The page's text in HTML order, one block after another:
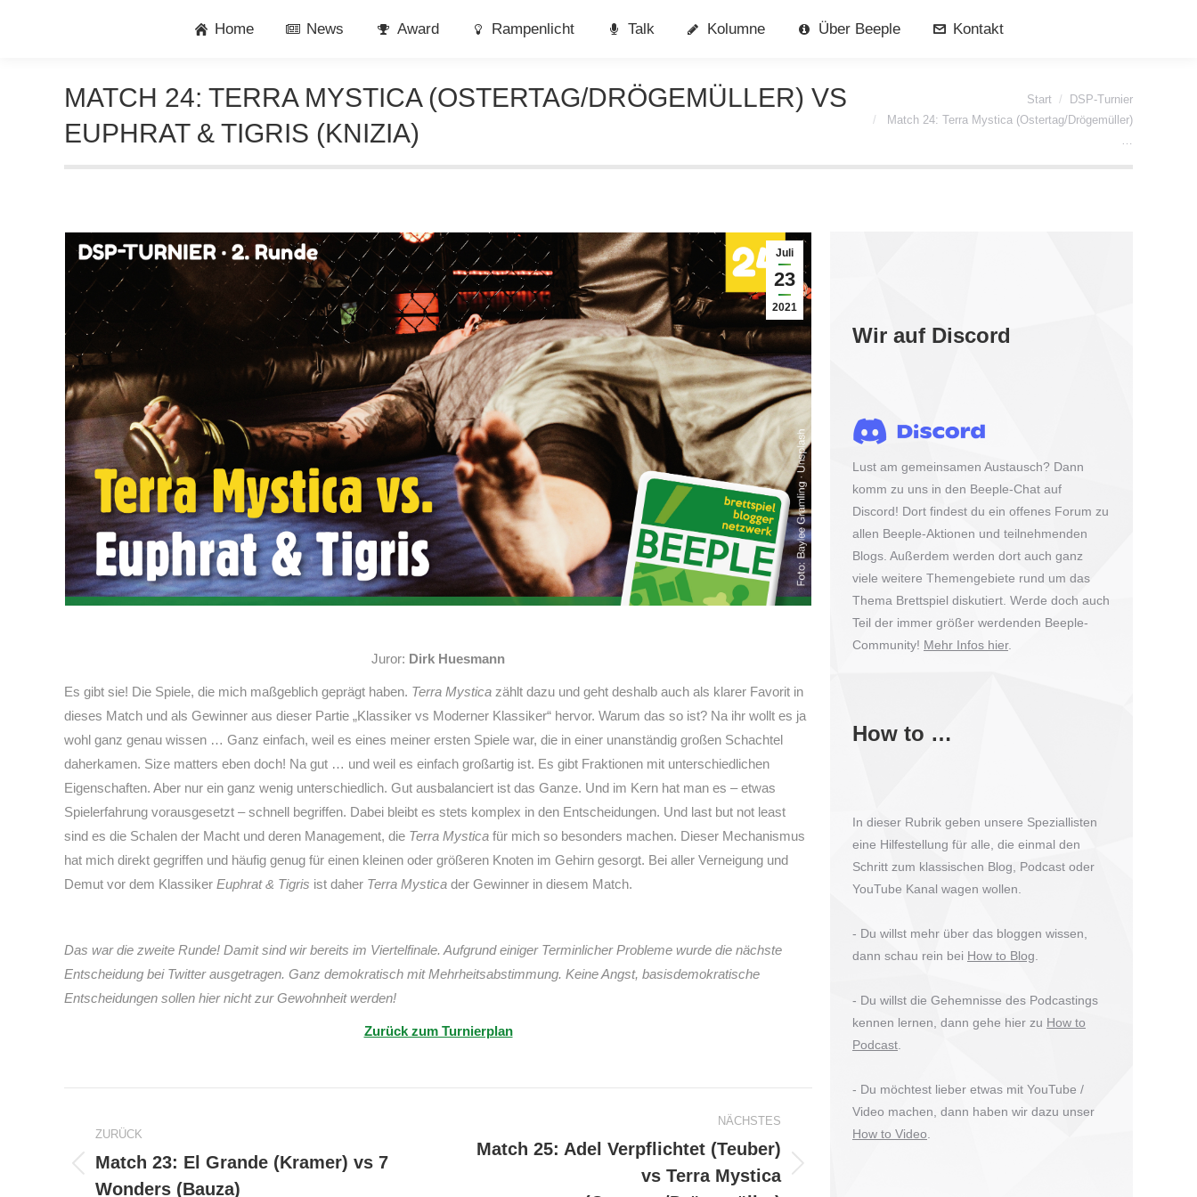
Home News Award Rampenlicht Talk Kolumne Über Beeple Kontakt
MATCH 24: TERRA MYSTICA (OSTERTAG/DRÖGEMÜLLER) VS
EUPHRAT & TIGRIS (KNIZIA)
Start
DSP-Turnier
Match 24: Terra Mystica (Ostertag/Drögemüller)
Juli
23
2021
Juror: Dirk Huesmann
Es gibt sie! Die Spiele, die mich maßgeblich geprägt haben. Terra Mystica zählt dazu und geht deshalb auch als klarer Favorit in
dieses Match und als Gewinner aus dieser Partie „Klassiker vs Moderner Klassiker“ hervor. Warum das so ist? Na ihr wollt es ja
wohl ganz genau wissen … Ganz einfach, weil es eines meiner ersten Spiele war, die in einer unanständig großen Schachtel
daherkamen. Size matters eben doch! Na gut … und weil es einfach großartig ist. Es gibt Fraktionen mit unterschiedlichen
Eigenschaften. Aber nur ein ganz wenig unterschiedlich. Gut ausbalanciert ist das Ganze. Und im Kern hat man es – etwas
Spielerfahrung vorausgesetzt – schnell begriffen. Dabei bleibt es stets komplex in den Entscheidungen. Und last but not least
sind es die Schalen der Macht und deren Management, die Terra Mystica für mich so besonders machen. Dieser Mechanismus
hat mich direkt gegriffen und häufig genug für einen kleinen oder größeren Knoten im Gehirn gesorgt. Bei aller Verneigung und
Demut vor dem Klassiker Euphrat & Tigris ist daher Terra Mystica der Gewinner in diesem Match.
Das war die zweite Runde! Damit sind wir bereits im Viertelfinale. Aufgrund einiger Terminlicher Probleme wurde die nächste
Entscheidung bei Twitter ausgetragen. Ganz demokratisch mit Mehrheitsabstimmung. Keine Angst, basisdemokratische
Entscheidungen sollen hier nicht zur Gewohnheit werden!
Zurück zum Turnierplan
ZURÜCK
Match 23: El Grande (Kramer) vs 7
Wonders (Bauza)
NÄCHSTES
Match 25: Adel Verpflichtet (Teuber)
vs Terra Mystica
Wir auf Discord
Lust am gemeinsamen Austausch? Dann
komm zu uns in den Beeple-Chat auf
Discord! Dort findest du ein offenes Forum zu
allen Beeple-Aktionen und teilnehmenden
Blogs. Außerdem werden dort auch ganz
viele weitere Themengebiete rund um das
Thema Brettspiel diskutiert. Werde doch auch
Teil der immer größer werdenden Beeple-
Community! Mehr Infos hier.
How to …
In dieser Rubrik geben unsere Speziallisten
eine Hilfestellung für alle, die einmal den
Schritt zum klassischen Blog, Podcast oder
YouTube Kanal wagen wollen.
- Du willst mehr über das bloggen wissen,
dann schau rein bei How to Blog
- Du willst die Gehemnisse des Podcastings
kennen lernen, dann gehe hier zu How to
Podcast
- Du möchtest lieber etwas mit YouTube /
Video machen, dann haben wir dazu unser
How to Video